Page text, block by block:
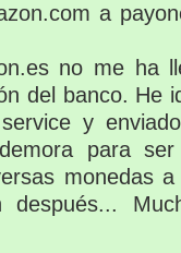
a
no me ha
del banco. He
y
para
monedas
después...